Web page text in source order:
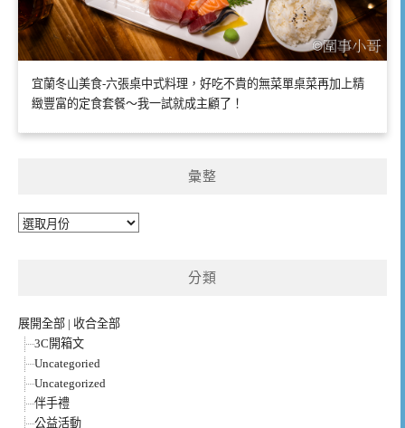
宜蘭冬山美食-六張桌中式料理，好吃不貴的無菜單桌菜再加上精
緻豐富的定食套餐～我一試就成主顧了！
彙整
彙
分類
展開全部 | 收合全部
3C開箱文
Uncategoried
Uncategorized
伴手禮
公益活動